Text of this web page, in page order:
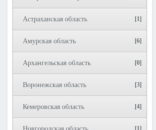
Астраханская область [1]
Амурская область [6]
Архангельская область [0]
Воронежская область [3]
Кемеровская область [4]
[1]